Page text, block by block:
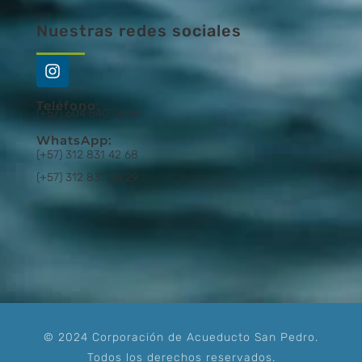
Nuestras redes sociales
Teléfono:
(+57) 604 540 05 50
WhatsApp:
(+57) 312 831 42 68
(+57) 312 831 05 29
© 2024 Corporación de Acueducto San Pedro.
Todos los derechos reservados.